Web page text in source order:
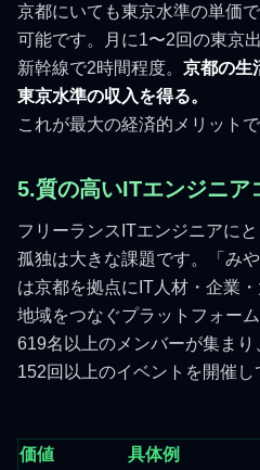
京都にいても東京水準の単価
可能です。月に1〜2回の東京
新幹線で2時間程度。 京都の生
東京水準の収入を得る。
これが最大の経済的メリットで
5.質の高いITエンジニア
フリーランスITエンジニアにと
孤独は大きな課題です。「みや
は京都を拠点にIT人材・企業・
地域をつなぐプラットフォーム
619名以上のメンバーが集まり
152回以上のイベントを開催し
価値 具体例